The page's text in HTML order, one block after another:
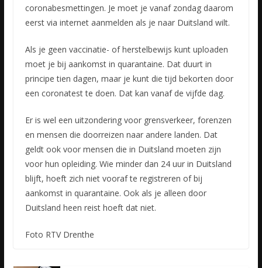
coronabesmettingen. Je moet je vanaf zondag daarom
eerst via internet aanmelden als je naar Duitsland wilt.
Als je geen vaccinatie- of herstelbewijs kunt uploaden
moet je bij aankomst in quarantaine. Dat duurt in
principe tien dagen, maar je kunt die tijd bekorten door
een coronatest te doen. Dat kan vanaf de vijfde dag.
Er is wel een uitzondering voor grensverkeer, forenzen
en mensen die doorreizen naar andere landen. Dat
geldt ook voor mensen die in Duitsland moeten zijn
voor hun opleiding. Wie minder dan 24 uur in Duitsland
blijft, hoeft zich niet vooraf te registreren of bij
aankomst in quarantaine. Ook als je alleen door
Duitsland heen reist hoeft dat niet.
Foto RTV Drenthe